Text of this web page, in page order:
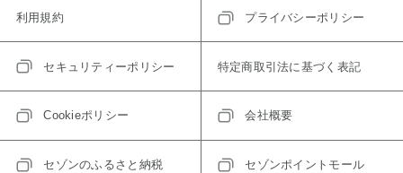
利用規約 プライバシーポリシー
セキュリティーポリシー 特定商取引法に基づく表記
Cookieポリシー 会社概要
セゾンのふるさと納税 セゾンポイントモール